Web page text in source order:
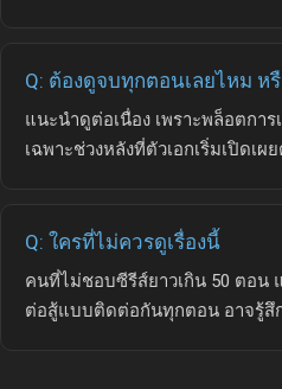
Q: ต้องดูจบทุกตอนเลยไหม ห
แนะนำดูต่อเนื่อง เพราะพล็อตกา
เฉพาะช่วงหลังที่ตัวเอกเริ่มเปิดเผ
Q: ใครที่ไม่ควรดูเรื่องนี้
คนที่ไม่ชอบซีรีส์ยาวเกิน 50 ตอน
ต่อสู้แบบติดต่อกันทุกตอน อาจรู้สึก